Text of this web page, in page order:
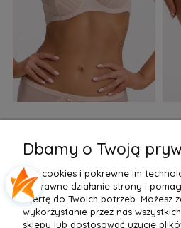
155,99 zł
Do Koszyka »
Dbamy o Twoją
Pliki cookies i pokrewne im
poprawne działanie strony i
ofertę do Twoich potrzeb. Możesz
wykorzystanie przez nas
sklepu lub dostosować użycie